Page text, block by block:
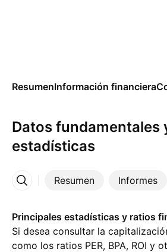
ResumenInformación financiera
Datos fundamentales
estadísticas
Resumen Informes
Más
Principales estadísticas y ratios
Si desea consultar la
como los ratios PER, BPA, ROI y